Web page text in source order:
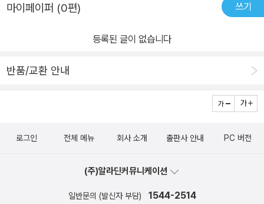
마이페이퍼 (0편) 쓰기
등록된 글이 없습니다
반품/교환 안내
로그인 전체 메뉴 회사 소개 출판사 안내 PC 버전
(주)알라딘커뮤니케이션
일반문의 (발신자 부담) 1544-2514